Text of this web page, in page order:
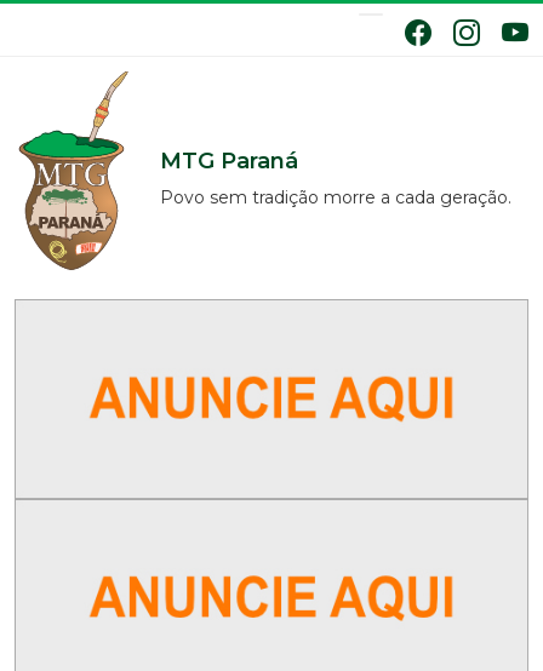
MTG Paraná
Povo sem tradição morre a cada geração.